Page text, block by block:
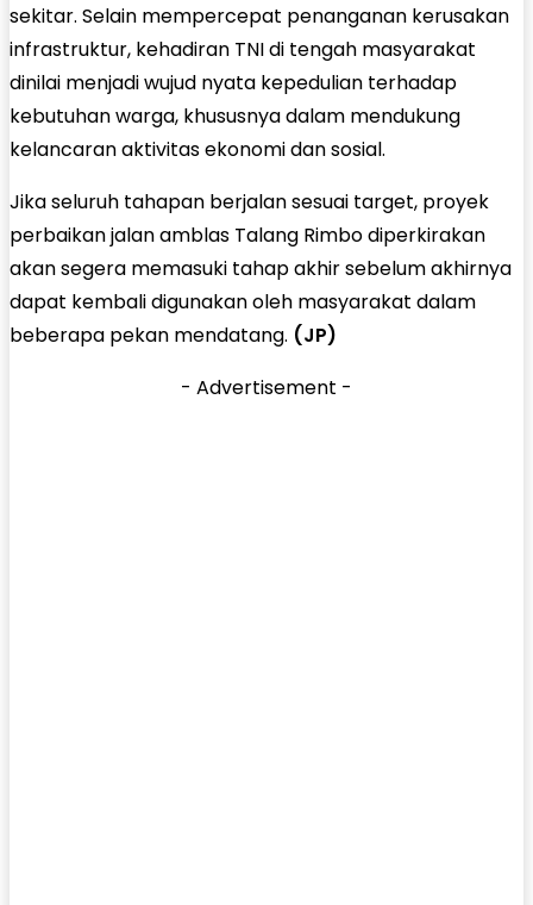
sekitar. Selain mempercepat penanganan kerusakan
infrastruktur, kehadiran TNI di tengah masyarakat
dinilai menjadi wujud nyata kepedulian terhadap
kebutuhan warga, khususnya dalam mendukung
kelancaran aktivitas ekonomi dan sosial.
Jika seluruh tahapan berjalan sesuai target, proyek
perbaikan jalan amblas Talang Rimbo diperkirakan
akan segera memasuki tahap akhir sebelum akhirnya
dapat kembali digunakan oleh masyarakat dalam
beberapa pekan mendatang. (JP)
- Advertisement -